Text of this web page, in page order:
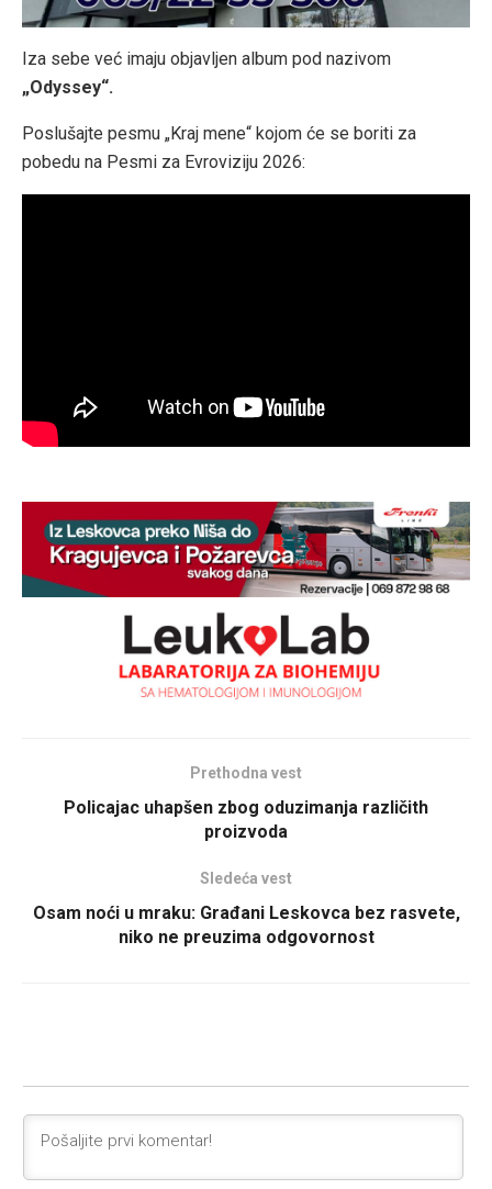
Iza sebe već imaju objavljen album pod nazivom
„Odyssey“.
Poslušajte pesmu „Kraj mene“ kojom će se boriti za
pobedu na Pesmi za Evroviziju 2026:
Prethodna vest
Policajac uhapšen zbog oduzimanja različith
proizvoda
Sledeća vest
Osam noći u mraku: Građani Leskovca bez rasvete,
niko ne preuzima odgovornost